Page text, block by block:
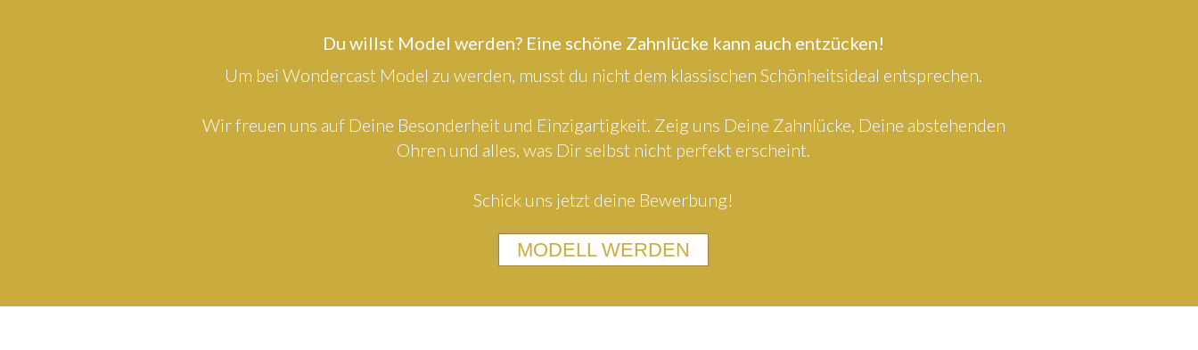
Du willst Model werden? Eine schöne Zahnlücke kann auch entzücken!
Um bei Wondercast Model zu werden, musst du nicht dem klassischen Schönheitsideal entsprechen.
Wir freuen uns auf Deine Besonderheit und Einzigartigkeit. Zeig uns Deine Zahnlücke, Deine abstehenden
Ohren und alles, was Dir selbst nicht perfekt erscheint.
Schick uns jetzt deine Bewerbung!
MODELL WERDEN